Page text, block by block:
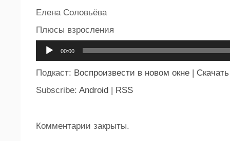
Елена Соловьёва
Плюсы взросления
00:00
Подкаст: Воспроизвести в новом окне | Скачать
Subscribe: Android | RSS
Комментарии закрыты.